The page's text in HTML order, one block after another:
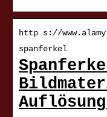
http s://
spanferkel